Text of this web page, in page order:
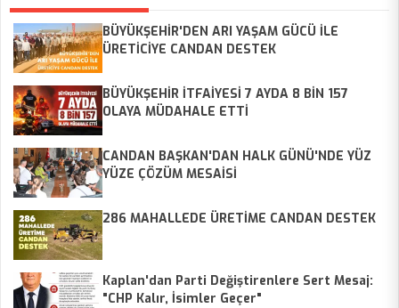
BÜYÜKŞEHİR'DEN ARI YAŞAM GÜCÜ İLE
ÜRETİCİYE CANDAN DESTEK
BÜYÜKŞEHİR İTFAİYESİ 7 AYDA 8 BİN 157
OLAYA MÜDAHALE ETTİ
CANDAN BAŞKAN'DAN HALK GÜNÜ'NDE YÜZ
YÜZE ÇÖZÜM MESAİSİ
286 MAHALLEDE ÜRETİME CANDAN DESTEK
Kaplan'dan Parti Değiştirenlere Sert Mesaj:
"CHP Kalır, İsimler Geçer"